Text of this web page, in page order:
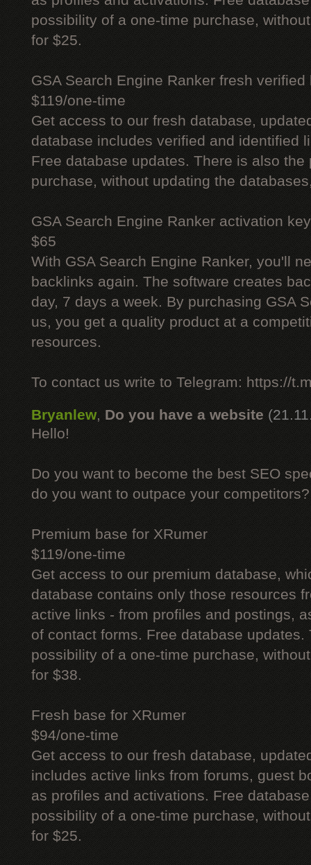
possibility of a one-time purchase,
for $25.
GSA Search Engine Ranker fresh verified
$119/one-time
Get access to our fresh database,
database includes verified and identified
Free database updates. There is also
purchase, without updating the
GSA Search Engine Ranker activation key
$65
With GSA Search Engine Ranker, you'll
backlinks again. The software creates
day, 7 days a week. By purchasing GSA
us, you get a quality product at a
resources.
To contact us write to Telegram: https://
Bryanlew, Do you have a website
Hello!
Do you want to become the best SEO
do you want to outpace your competitors?
Premium base for XRumer
$119/one-time
Get access to our premium database,
database contains only those resources
active links - from profiles and postings,
of contact forms. Free database updates.
possibility of a one-time purchase,
for $38.
Fresh base for XRumer
$94/one-time
Get access to our fresh database,
includes active links from forums, guest
as profiles and activations. Free
possibility of a one-time purchase,
for $25.